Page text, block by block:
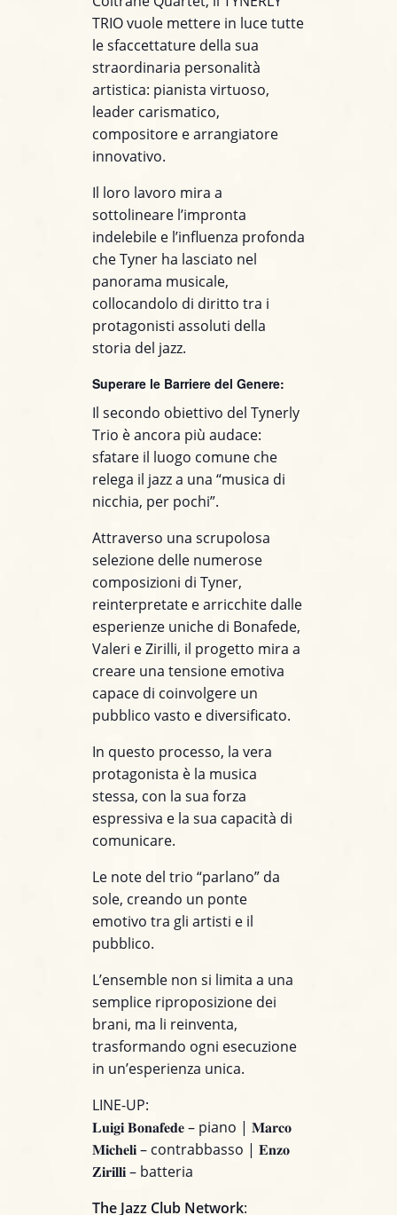
TRIO vuole mettere in luce tutte
le sfaccettature della sua
straordinaria personalità
artistica: pianista virtuoso,
leader carismatico,
compositore e arrangiatore
innovativo.
Il loro lavoro mira a
sottolineare l’impronta
indelebile e l’influenza profonda
che Tyner ha lasciato nel
panorama musicale,
collocandolo di diritto tra i
protagonisti assoluti della
storia del jazz.
Superare le Barriere del Genere:
Il secondo obiettivo del Tynerly
Trio è ancora più audace:
sfatare il luogo comune che
relega il jazz a una “musica di
nicchia, per pochi”.
Attraverso una scrupolosa
selezione delle numerose
composizioni di Tyner,
reinterpretate e arricchite dalle
esperienze uniche di Bonafede,
Valeri e Zirilli, il progetto mira a
creare una tensione emotiva
capace di coinvolgere un
pubblico vasto e diversificato.
In questo processo, la vera
protagonista è la musica
stessa, con la sua forza
espressiva e la sua capacità di
comunicare.
Le note del trio “parlano” da
sole, creando un ponte
emotivo tra gli artisti e il
pubblico.
L’ensemble non si limita a una
semplice riproposizione dei
brani, ma li reinventa,
trasformando ogni esecuzione
in un’esperienza unica.
LINE-UP:
𝐋𝐮𝐢𝐠𝐢 𝐁𝐨𝐧𝐚𝐟𝐞𝐝𝐞 – piano | 𝐌𝐚𝐫𝐜𝐨
𝐌𝐢𝐜𝐡𝐞𝐥𝐢 – contrabbasso | 𝐄𝐧𝐳𝐨
𝐙𝐢𝐫𝐢𝐥𝐥𝐢 – batteria
The Jazz Club Network: